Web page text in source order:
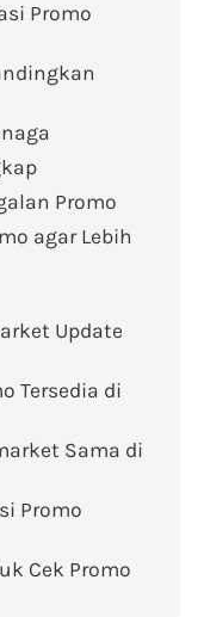
Promo
Promo
agar Lebih
Update
Tersedia di
Sama di
Promo
Cek Promo